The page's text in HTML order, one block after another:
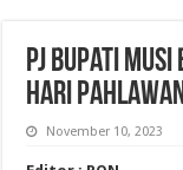
Pj Bupati
Hari Pahlawan
November 10, 2023